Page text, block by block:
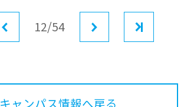
前へ12/54
キャンパス情報へ戻る